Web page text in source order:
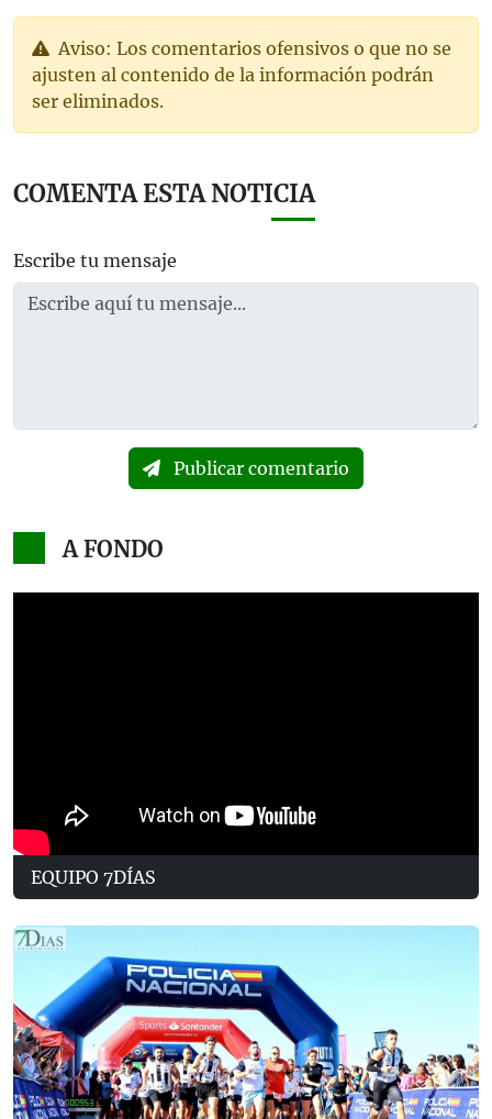
Aviso: Los comentarios ofensivos o que no se
ajusten al contenido de la información podrán
ser eliminados.
COMENTA ESTA NOTICIA
Escribe tu mensaje
Publicar comentario
A FONDO
EQUIPO 7DÍAS